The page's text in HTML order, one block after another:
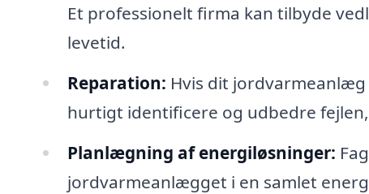
Et professionelt firma kan tilbyde
levetid.
Reparation: Hvis dit
hurtigt identificere og udbedre
Planlægning af energiløsninger:
jordvarmeanlægget i en samlet